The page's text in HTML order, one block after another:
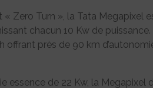
« Zero Turn », la Tata Megapixel
chacun 10 Kw de
offrant près de 90 km
essence de 22 Kw, la Megapixel